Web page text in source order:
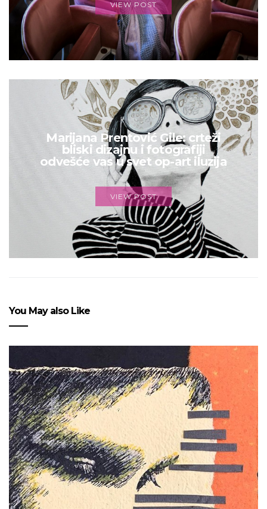
VIEW POST
Marijana Prentović Gile: crteži
bliski dizajnu i fotografiji
odvešće vas u svet op-art iluzija
VIEW POST
You May also Like